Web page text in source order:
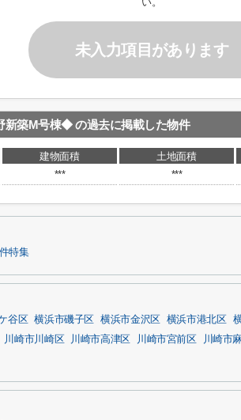
未入力項目があります
新築M号棟◆の過去に掲載した物件
建物面積 土地面積
*** ***
特集
谷区 横浜市磯子区 横浜市金沢区 横浜市港北区
川崎市川崎区 川崎市高津区 川崎市宮前区 川崎市